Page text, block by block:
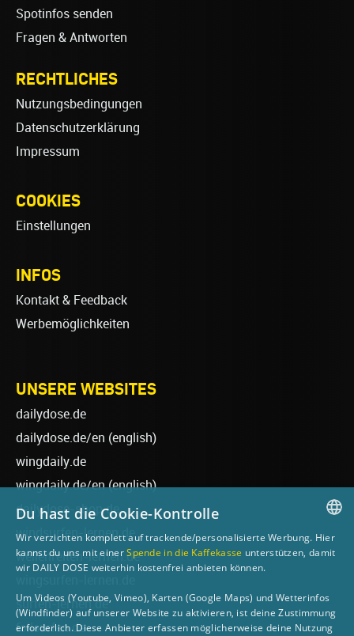
Spotinfos senden
Fragen & Antworten
RECHTLICHES
Nutzungsbedingungen
Datenschutzerklärung
Impressum
COOKIES
Einstellungen
INFOS
Kontakt & Feedback
Werbemöglichkeiten
UNSERE WEBSITES
dailydose.de
dailydose.de/en (english)
wingdaily.de
wingdaily.de/en(english)
dailydose-shop.de
windsurfen-lernen.de
wellenreiten-lernen.de
surfen-lernen.de
foilsurfen.de
GERMAN
Du hast die Cookie-Kontrolle
Wir verzichten komplett auf trackende/personalisierte Werbung. Hier
kannst du uns mit einerSpende in die Kaffekasse unterstützen, damit
wir DAILY DOSE weiterhin kostenfrei anbieten können.
Um Videos (Youtube, Vimeo), Karten (Google Maps) und Wetterinfos
(Windfinder) auf unserer Website zu aktivieren, ist deine Zustimmung
erforderlich. Diese Anbieter erfassen möglicherweise deine Nutzung